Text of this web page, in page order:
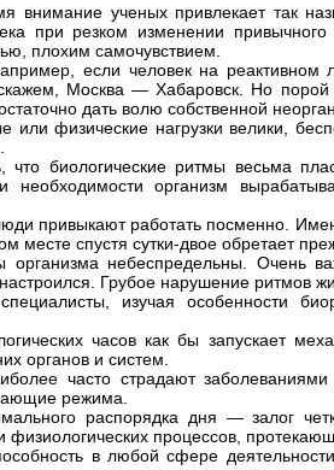
внимание ученых привлекает так
при резком изменении
плохим самочувствием.
если человек на реактивном
Москва — Хаба­ровск. Но
дать волю соб­ственной
или физические нагрузки велики,
что биологиче­ские ритмы весьма
необходимости организм
привыкают работать посменно.
месте спустя сутки-двое обретает
небес­предельны. Очень
Грубое нару­шение ритмов
изучая осо­бенности
часов как бы запу­скает
органов и систем.
часто страдают
режима.
распоряд­ка дня — залог
физиологических процес­сов,
в любой сфере